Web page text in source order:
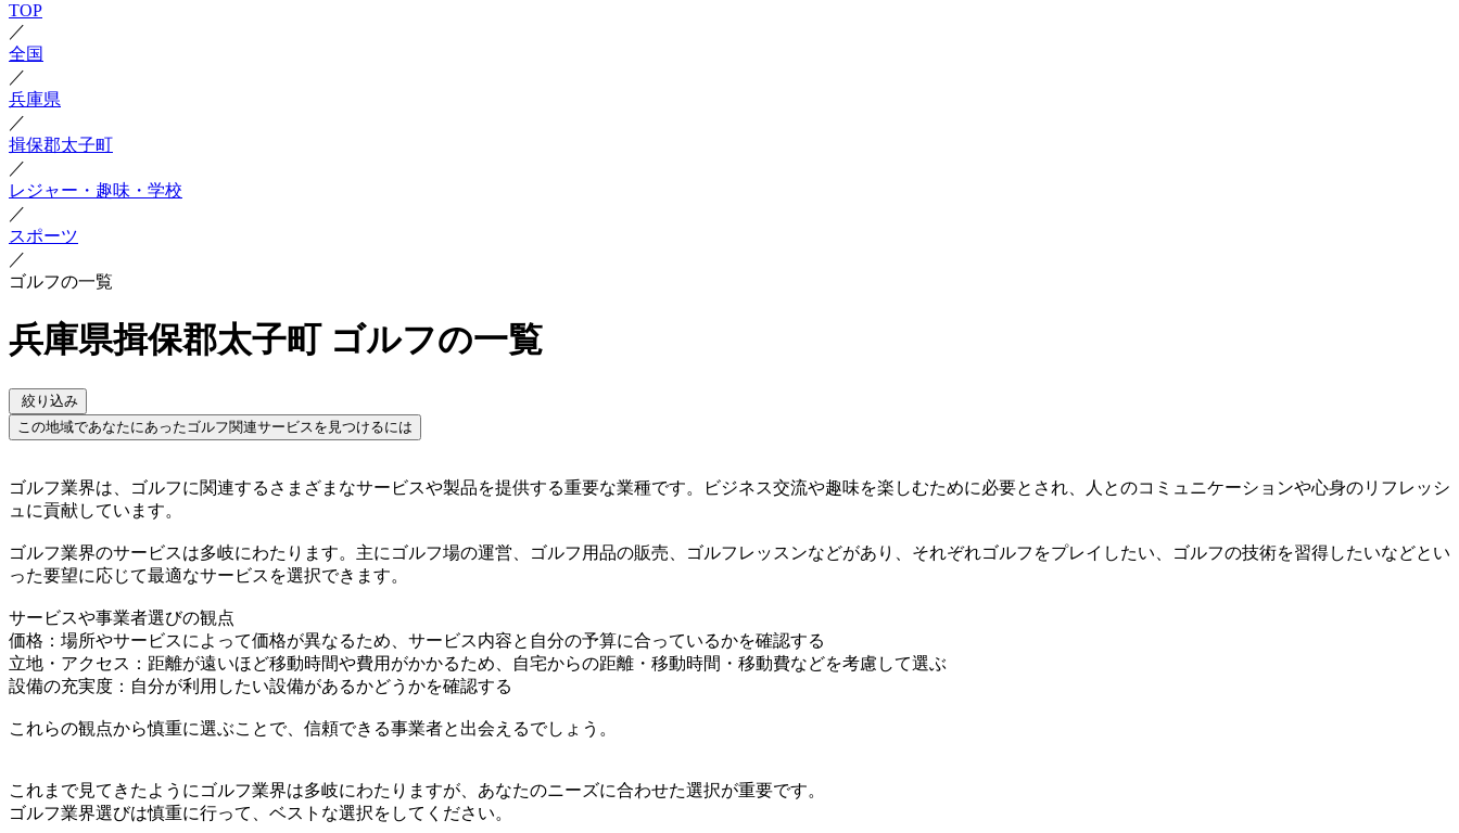
TOP
／
全国
／
兵庫県
／
揖保郡太子町
／
レジャー・趣味・学校
／
スポーツ
／
ゴルフの一覧
兵庫県揖保郡太子町 ゴルフの一覧
絞り込み
この地域であなたにあったゴルフ関連サービスを見つけるには
ゴルフ業界は、ゴルフに関連するさまざまなサービスや製品を提供する重要な業種です。ビジネス交流や趣味を楽しむために必要とされ、人とのコミュニケーションや心身のリフレッシ
ュに貢献しています。
ゴルフ業界のサービスは多岐にわたります。主にゴルフ場の運営、ゴルフ用品の販売、ゴルフレッスンなどがあり、それぞれゴルフをプレイしたい、ゴルフの技術を習得したいなどとい
った要望に応じて最適なサービスを選択できます。
サービスや事業者選びの観点
価格：場所やサービスによって価格が異なるため、サービス内容と自分の予算に合っているかを確認する
立地・アクセス：距離が遠いほど移動時間や費用がかかるため、自宅からの距離・移動時間・移動費などを考慮して選ぶ
設備の充実度：自分が利用したい設備があるかどうかを確認する
これらの観点から慎重に選ぶことで、信頼できる事業者と出会えるでしょう。
これまで見てきたようにゴルフ業界は多岐にわたりますが、あなたのニーズに合わせた選択が重要です。
ゴルフ業界選びは慎重に行って、ベストな選択をしてください。